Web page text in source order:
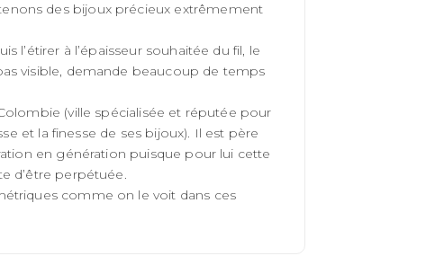
des bijoux précieux extrêmement
l’étirer à l’épaisseur souhaitée du fil, le
visible, demande beaucoup de temps
(ville spécialisée et réputée pour
et la finesse de ses bijoux). Il est père
en génération puisque pour lui cette
d’être perpétuée.
comme on le voit dans ces